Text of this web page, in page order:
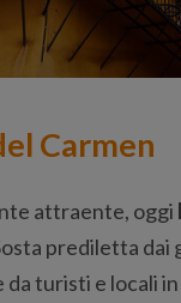
Carmen
attraente, oggi
prediletta
turisti e locali